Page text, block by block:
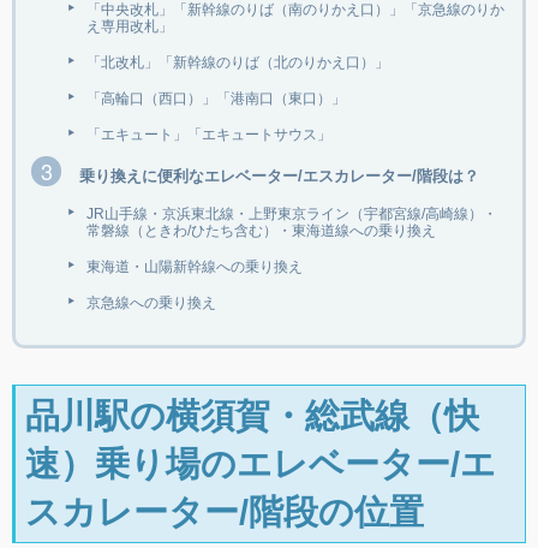
「中央改札」「新幹線のりば（南のりかえ口）」「京急線のりか
え専用改札」
「北改札」「新幹線のりば（北のりかえ口）」
「高輪口（西口）」「港南口（東口）」
「エキュート」「エキュートサウス」
乗り換えに便利なエレベーター/エスカレーター/階段は？
JR山手線・京浜東北線・上野東京ライン（宇都宮線/高崎線）・
常磐線（ときわ/ひたち含む）・東海道線への乗り換え
東海道・山陽新幹線への乗り換え
京急線への乗り換え
品川駅の横須賀・総武線（快
速）乗り場のエレベーター/エ
スカレーター/階段の位置